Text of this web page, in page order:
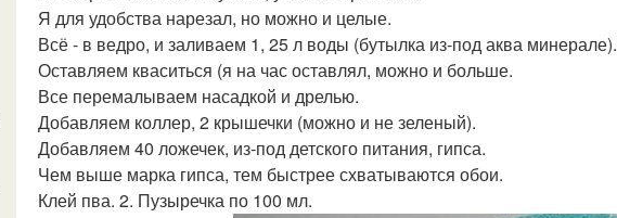
Я для удобства нарезал, но можно и целые.
Всё - в ведро, и заливаем 1, 25 л воды (бутылка из-под аква минерале).
Оставляем кваситься (я на час оставлял, можно и больше.
Все перемалываем насадкой и дрелью.
Добавляем коллер, 2 крышечки (можно и не зеленый).
Добавляем 40 ложечек, из-под детского питания, гипса.
Чем выше марка гипса, тем быстрее схватываются обои.
Клей пва. 2. Пузыречка по 100 мл.